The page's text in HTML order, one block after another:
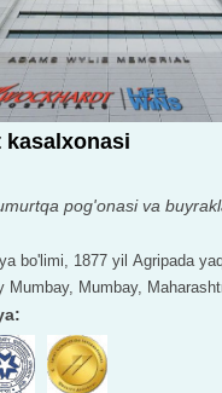
kasalxonasi
pog'onasi va
bo'limi, 1877 yil Agripada
Mumbay, Mumbay,
: